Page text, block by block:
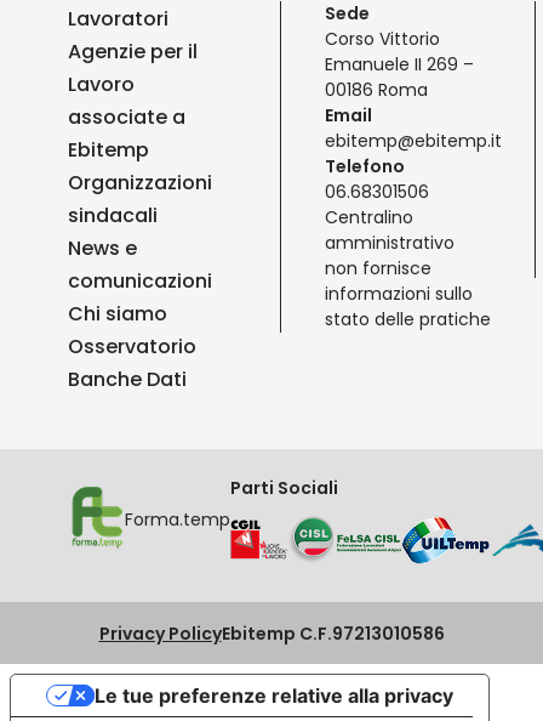
Lavoratori
Agenzie per il
Lavoro
associate a
Ebitemp
Organizzazioni
sindacali
News e
comunicazioni
Chi siamo
Osservatorio
Banche Dati
Sede
Corso Vittorio
Emanuele II 269 –
00186 Roma
Email
ebitemp@ebitemp.it
Telefono
06.68301506
Centralino
amministrativo
non fornisce
informazioni sullo
stato delle pratiche
Forma.temp
Parti Sociali
Privacy PolicyEbitemp C.F.97213010586
Le tue preferenze relative alla privacy